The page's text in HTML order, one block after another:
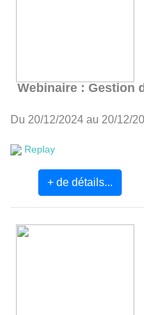
Webinaire : Gestion
Du 20/12/2024 au 20/12/
Replay
+ de détails...